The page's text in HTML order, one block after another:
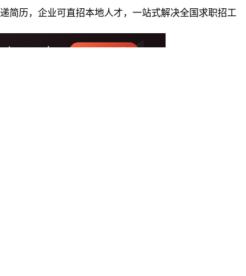
简历，企业可直招本地人才，一站式解决全国求职招工